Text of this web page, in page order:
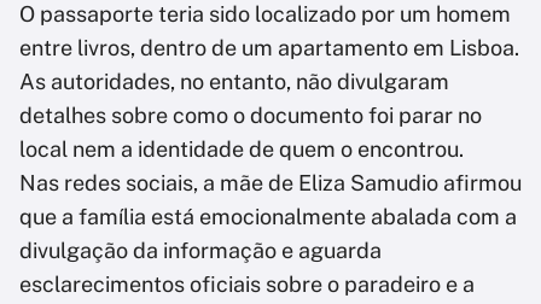
O passaporte teria sido localizado por um homem
entre livros, dentro de um apartamento em Lisboa.
As autoridades, no entanto, não divulgaram
detalhes sobre como o documento foi parar no
local nem a identidade de quem o encontrou.
Nas redes sociais, a mãe de Eliza Samudio afirmou
que a família está emocionalmente abalada com a
divulgação da informação e aguarda
esclarecimentos oficiais sobre o paradeiro e a